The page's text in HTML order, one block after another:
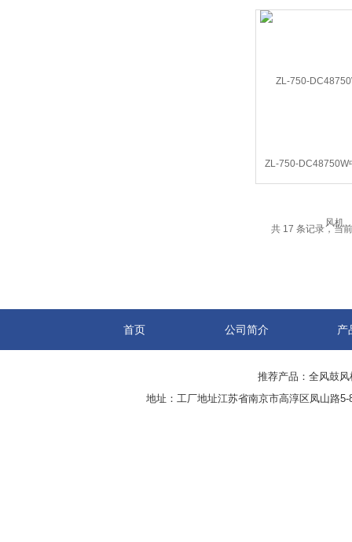
ZL-750-DC48750W
机
共 17 条记录，当
首页 公司简介 产
推荐产品： 全风鼓风
地址：工厂地址江苏省南京市高淳区凤山